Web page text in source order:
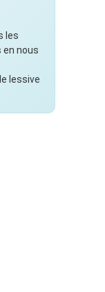
les
nous
lessive